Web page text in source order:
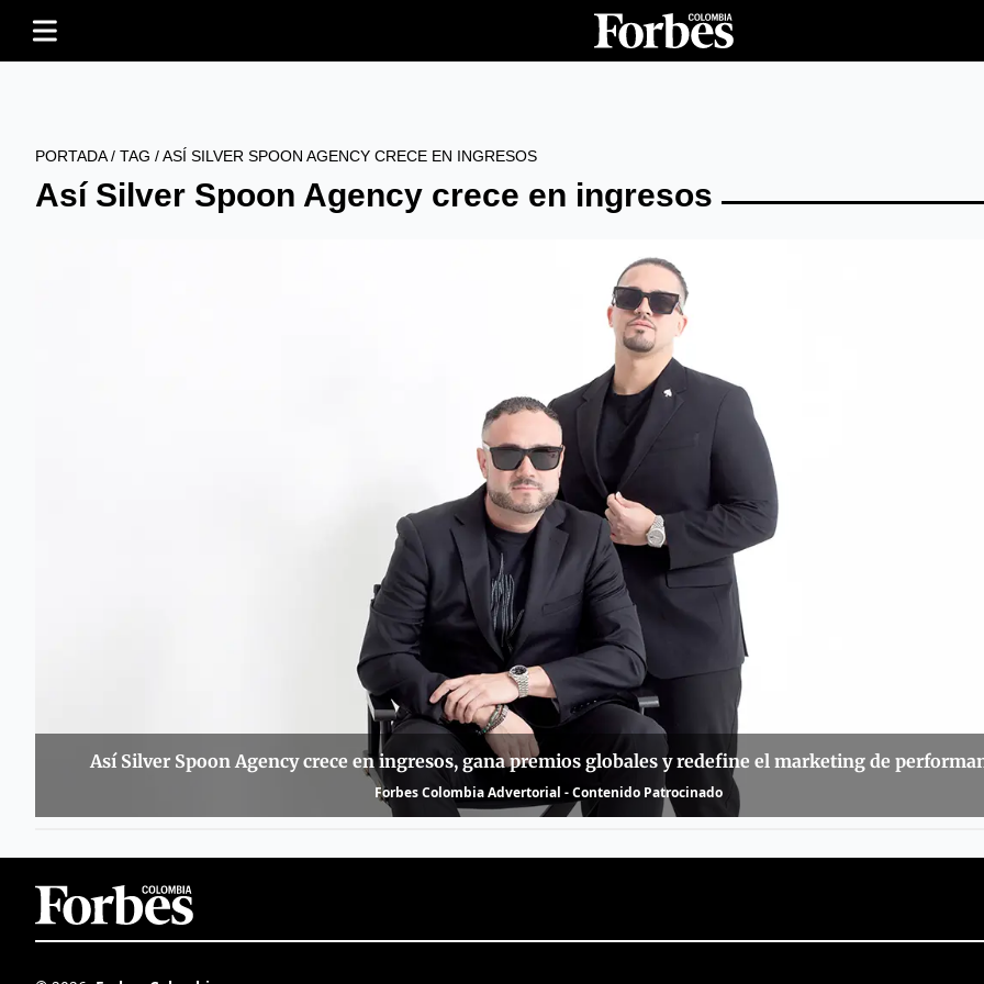
PORTADA/ TAG /ASÍ SILVER SPOON AGENCY CRECE EN INGRESOS
Así Silver Spoon Agency crece en ingresos
Así Silver Spoon Agency crece en ingresos, gana premios globales y redefine el marketing de
Forbes Colombia Advertorial - Contenido Patrocinado